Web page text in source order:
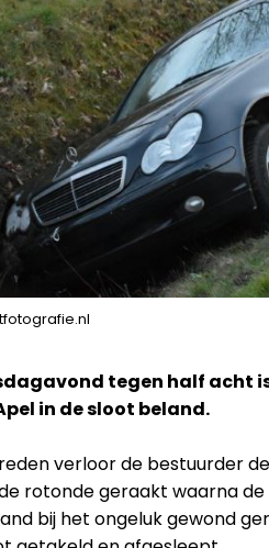
tegen half acht
in de sloot beland.
verloor de bestuurder
rotonde geraakt waarna
bij het ongeluk gewond